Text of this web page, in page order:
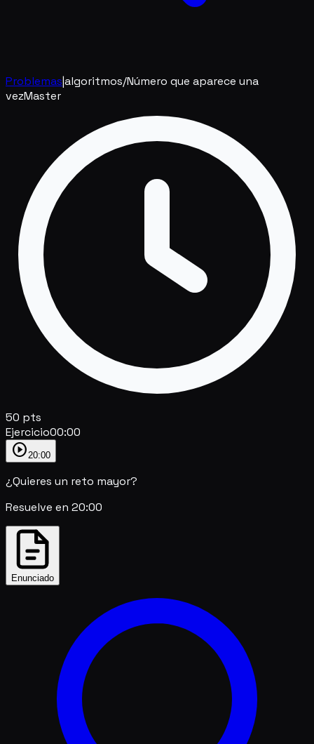
Problemas|algoritmos/Número que aparece una
vezMaster
50 pts
Ejercicio00:00
play_circle20:00
¿Quieres un reto mayor?
Resuelve en 20:00
Enunciado